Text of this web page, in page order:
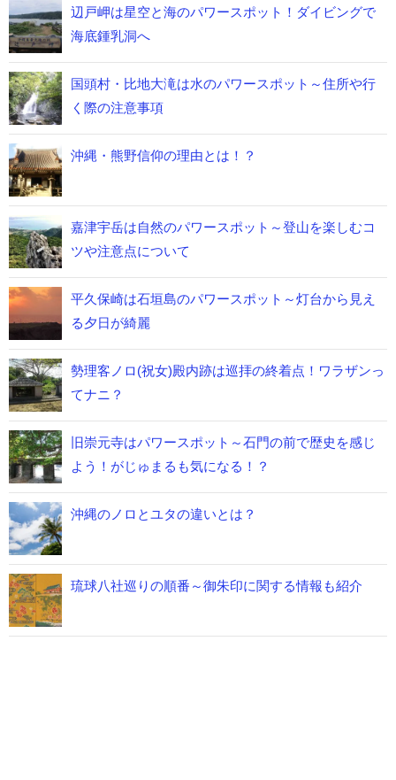
辺戸岬は星空と海のパワースポット！ダイビングで
海底鍾乳洞へ
国頭村・比地大滝は水のパワースポット～住所や行
く際の注意事項
沖縄・熊野信仰の理由とは！？
嘉津宇岳は自然のパワースポット～登山を楽しむコ
ツや注意点について
平久保崎は石垣島のパワースポット～灯台から見え
る夕日が綺麗
勢理客ノロ(祝女)殿内跡は巡拝の終着点！ワラザンっ
てナニ？
旧崇元寺はパワースポット～石門の前で歴史を感じ
よう！がじゅまるも気になる！？
沖縄のノロとユタの違いとは？
琉球八社巡りの順番～御朱印に関する情報も紹介